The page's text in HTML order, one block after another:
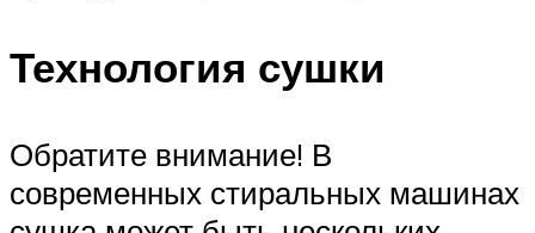
Технология сушки
Обратите внимание! В
современных стиральных машинах